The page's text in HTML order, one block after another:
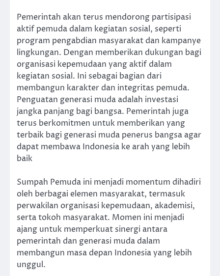
Pemerintah akan terus mendorong partisipasi
aktif pemuda dalam kegiatan sosial, seperti
program pengabdian masyarakat dan kampanye
lingkungan. Dengan memberikan dukungan bagi
organisasi kepemudaan yang aktif dalam
kegiatan sosial. Ini sebagai bagian dari
membangun karakter dan integritas pemuda.
Penguatan generasi muda adalah investasi
jangka panjang bagi bangsa. Pemerintah juga
terus berkomitmen untuk memberikan yang
terbaik bagi generasi muda penerus bangsa agar
dapat membawa Indonesia ke arah yang lebih
baik
Sumpah Pemuda ini menjadi momentum dihadiri
oleh berbagai elemen masyarakat, termasuk
perwakilan organisasi kepemudaan, akademisi,
serta tokoh masyarakat. Momen ini menjadi
ajang untuk memperkuat sinergi antara
pemerintah dan generasi muda dalam
membangun masa depan Indonesia yang lebih
unggul.